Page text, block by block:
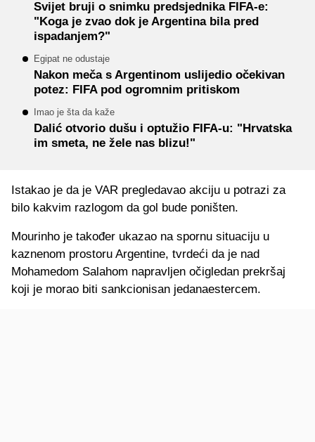
Svijet bruji o snimku predsjednika FIFA-e:
"Koga je zvao dok je Argentina bila pred
ispadanjem?"
Egipat ne odustaje
Nakon meča s Argentinom uslijedio očekivan
potez: FIFA pod ogromnim pritiskom
Imao je šta da kaže
Dalić otvorio dušu i optužio FIFA-u: "Hrvatska
im smeta, ne žele nas blizu!"
Istakao je da je VAR pregledavao akciju u potrazi za
bilo kakvim razlogom da gol bude poništen.
Mourinho je također ukazao na spornu situaciju u
kaznenom prostoru Argentine, tvrdeći da je nad
Mohamedom Salahom napravljen očigledan prekršaj
koji je morao biti sankcionisan jedanaestercem.